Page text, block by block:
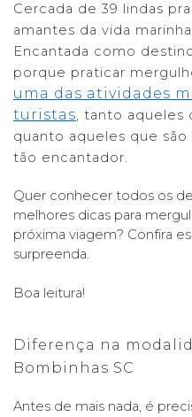
Cercada de 39 lindas
amantes da vida
Encantada como
uma das atividades
turistas, tanto aqueles
quanto aqueles que
tão encantador.
Quer conhecer todos os
melhores dicas para
próxima viagem? Confira
surpreenda.
Boa leitura!
Diferença na
Bombinhas SC
Antes de mais nada, é